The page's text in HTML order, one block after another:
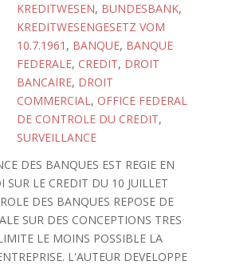
KREDITWESEN, BUNDESBANK,
KREDITWESENGESETZ VOM
10.7.1961 , BANQUE, BANQUE
FEDERALE, CREDIT, DROIT
BANCAIRE, DROIT
COMMERCIAL, OFFICE FEDERAL
DE CONTROLE DU CREDIT,
SURVEILLANCE
DES BANQUES EST REGIE EN
SUR LE CREDIT DU 10 JUILLET
DES BANQUES REPOSE DE
SUR DES CONCEPTIONS TRES
LE MOINS POSSIBLE LA
L'AUTEUR DEVELOPPE